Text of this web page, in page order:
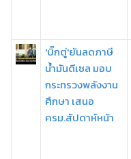
'บิ๊กตู่'ยันลดภาษี
น้ำมันดีเซล มอบ
กระทรวงพลังงาน
ศึกษา เสนอ
ครม.สัปดาห์หน้า